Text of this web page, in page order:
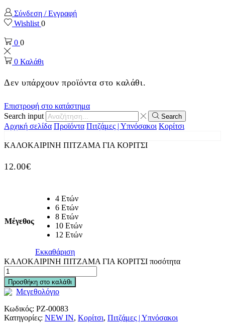
Σύνδεση / Εγγραφή
Wishlist 0
0 0
0 Καλάθι
Δεν υπάρχουν προϊόντα στο καλάθι.
Επιστροφή στο κατάστημα
Search input
Search
Αρχική σελίδα Προϊόντα Πιτζάμες | Υπνόσακοι Κορίτσι
ΚΑΛΟΚΑΙΡΙΝΗ ΠΙΤΖΑΜΑ ΓΙΑ ΚΟΡΙΤΣΙ
12.00€
Μέγεθος
4 Ετών
6 Ετών
8 Ετών
10 Ετών
12 Ετών
Εκκαθάριση
ΚΑΛΟΚΑΙΡΙΝΗ ΠΙΤΖΑΜΑ ΓΙΑ ΚΟΡΙΤΣΙ ποσότητα
Προσθήκη στο καλάθι
Μεγεθολόγιο
Κωδικός: PZ-00083
Κατηγορίες: NEW IN, Κορίτσι, Πιτζάμες | Υπνόσακοι